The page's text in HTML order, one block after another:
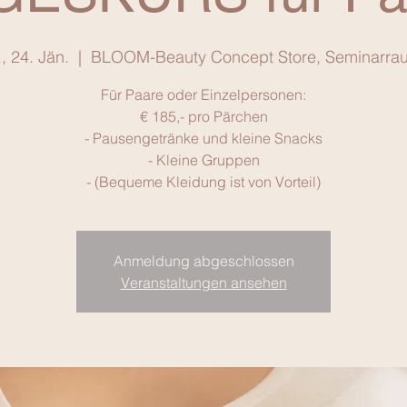
24. Jän.
  |
BLOOM-Beauty Concept Store,
Für Paare oder Einzelpersonen:
€ 185,- pro Pärchen
- Pausengetränke und kleine Snacks
- Kleine Gruppen
- (Bequeme Kleidung ist von Vorteil)
Anmeldung abgeschlossen
Veranstaltungen ansehen